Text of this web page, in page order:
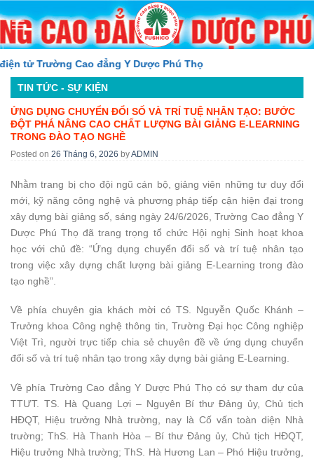
to
content
Cao đẳng Y Dược Phú Thọ
TIN TỨC - SỰ KIỆN
ỨNG DỤNG CHUYỂN ĐỔI SỐ VÀ TRÍ TUỆ NHÂN TẠO: BƯỚC
ĐỘT PHÁ NÂNG CAO CHẤT LƯỢNG BÀI GIẢNG E-LEARNING
TRONG ĐÀO TẠO NGHỀ
Posted on 26 Tháng 6, 2026 byADMIN
Nhằm trang bị cho đội ngũ cán bộ, giảng viên những tư duy đổi
mới, kỹ năng công nghệ và phương pháp tiếp cận hiện đại trong
xây dựng bài giảng số, sáng ngày 24/6/2026, Trường Cao đẳng Y
Dược Phú Thọ đã trang trọng tổ chức Hội nghị Sinh hoạt khoa
học với chủ đề: “Ứng dụng chuyển đổi số và trí tuệ nhân tạo
trong việc xây dựng chất lượng bài giảng E-Learning trong đào
tạo nghề”.
Về phía chuyên gia khách mời có TS. Nguyễn Quốc Khánh –
Trưởng khoa Công nghệ thông tin, Trường Đại học Công nghiệp
Việt Trì, người trực tiếp chia sẻ chuyên đề về ứng dụng chuyển
đổi số và trí tuệ nhân tạo trong xây dựng bài giảng E-Learning.
Về phía Trường Cao đẳng Y Dược Phú Thọ có sự tham dự của
TTƯT. TS. Hà Quang Lợi – Nguyên Bí thư Đảng ủy, Chủ tịch
HĐQT, Hiệu trưởng Nhà trường, nay là Cố vấn toàn diện Nhà
trường; ThS. Hà Thanh Hòa – Bí thư Đảng ủy, Chủ tịch HĐQT,
Hiệu trưởng Nhà trường; ThS. Hà Hương Lan – Phó Hiệu trưởng,